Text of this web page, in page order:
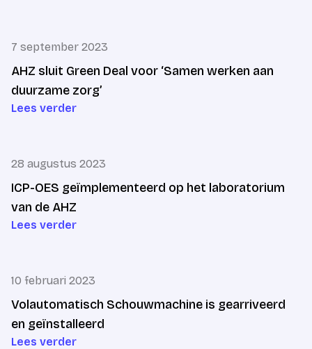
7 september 2023
AHZ sluit Green Deal voor ‘Samen werken aan
duurzame zorg’
Lees verder
28 augustus 2023
ICP-OES geïmplementeerd op het laboratorium
van de AHZ
Lees verder
10 februari 2023
Volautomatisch Schouwmachine is gearriveerd
en geïnstalleerd
Lees verder